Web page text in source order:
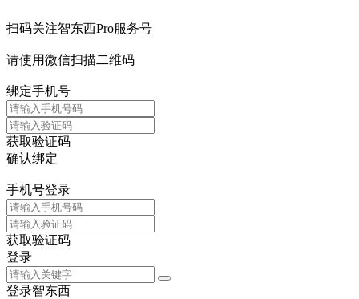
扫码关注智东西Pro服务号
请使用微信扫描二维码
绑定手机号
获取验证码
确认绑定
手机号登录
获取验证码
登录
登录智东西